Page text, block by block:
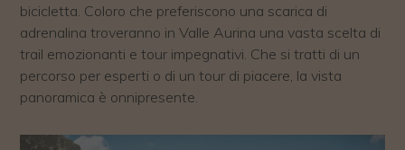
bicicletta. Coloro che preferiscono una scarica di
adrenalina troveranno in Valle Aurina una vasta scelta di
trail emozionanti e tour impegnativi. Che si tratti di un
percorso per esperti o di un tour di piacere, la vista
panoramica è onnipresente.